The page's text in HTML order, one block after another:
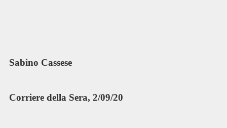
Sabino Cassese
Corriere della Sera, 2/09/20